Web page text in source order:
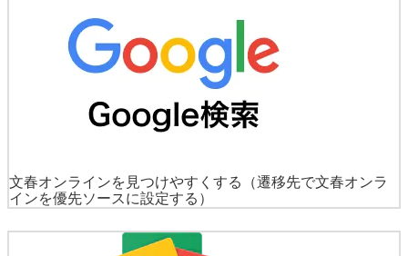
文春オンラインを見つけやすくする
（遷移先で文春オンラ
インを優先ソースに設定する）